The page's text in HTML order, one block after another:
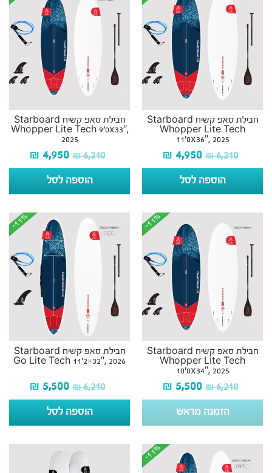
חבילת סאפ קשיח Starboard
Whopper Lite Tech
11’0x36″, 2025
₪6,210
₪ 4,950
הוספה לסל
חבילת סאפ קשיח Starboard
Whopper Lite Tech 9’0x33″,
2025
₪6,210
₪ 4,950
הוספה לסל
-11%
-11%
חבילת סאפ קשיח Starboard
Whopper Lite Tech
10’0x34″, 2025
₪6,210
₪ 5,500
הזמנה מראש
-11%
-11%
חבילת סאפ קשיח Starboard
Go Lite Tech 11’2×32″, 2026
₪6,210
₪ 5,500
הוספה לסל
-11%
-11%